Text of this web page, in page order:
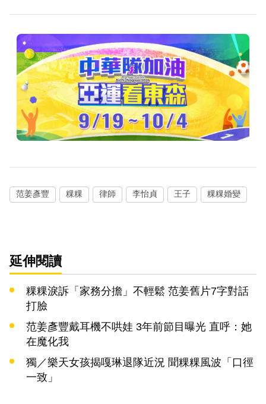
范姜彥豐 粿粿 律師 李怡貞 王子 粿粿婚變
延伸閱讀
粿粿淚訴「家務分擔」不輕鬆 范姜舊片7字對話
打臉
范姜彥豐戴耳機不哄娃 3年前節目曝光 直呼：她
在魔化我
獨／樂天女孩揭嘎琳退隊近況 聞粿粿風波「口徑
一致」